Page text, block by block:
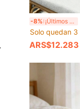
-8% ¡Últimos 3 días
Solo quedan 3
ARS$12.283